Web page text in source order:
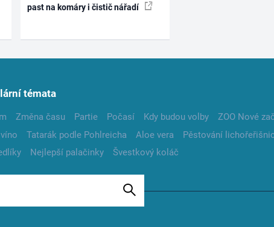
past na komáry i čistič nářadí
témata
Změna času Partie Počasí Kdy budou volby
ZOO Nové
Tatarák podle Pohlreicha Aloe vera
Pěstování
Nejlepší palačinky Švestkový koláč